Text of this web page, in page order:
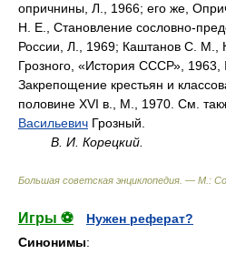
опричнины, Л., 1966; его же,
Н. Е., Становление сословно-
России, Л., 1969; Каштанов С. М.,
Грозного, «История СССР»,
Закрепощение крестьян и
половине XVI в., М., 1970. См.
Васильевич Грозный.
В. И. Корецкий.
Большая советская энциклопедия. — М.:
Игры ⚽
Нужен реферат?
Синонимы: